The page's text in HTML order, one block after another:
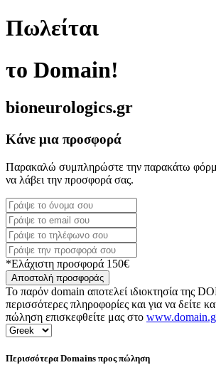
Πωλείται
το Domain!
bioneurologics.gr
Κάνε μια προσφορά
Παρακαλώ συμπληρώστε την παρακάτω
να λάβει την προσφορά σας.
*Ελάχιστη προσφορά 150€
Αποστολή προσφοράς
Το παρόν domain αποτελεί ιδιοκτησία της
περισσότερες πληροφορίες και για να δείτε
πώληση επισκεφθείτε μας στο
Περισσότερα Domains προς πώληση